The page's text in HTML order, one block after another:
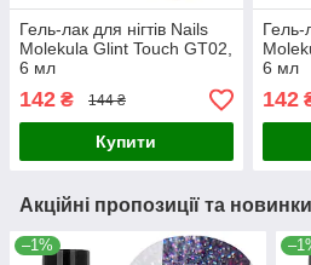
Гель-лак для нігтів Nails
Molekula Glint Touch GT02,
6 мл
142 ₴ 144 ₴
Купити
Гель-
6 мл
142
Акційні пропозиції та новинки
–1%